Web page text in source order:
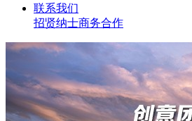
联系我们
招贤纳士商务合作